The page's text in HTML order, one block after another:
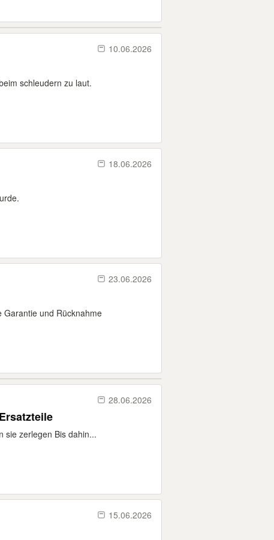
10.06.2026
schleudern zu laut.
18.06.2026
23.06.2026
Garantie und Rücknahme
28.06.2026
sie zerlegen Bis dahin...
15.06.2026